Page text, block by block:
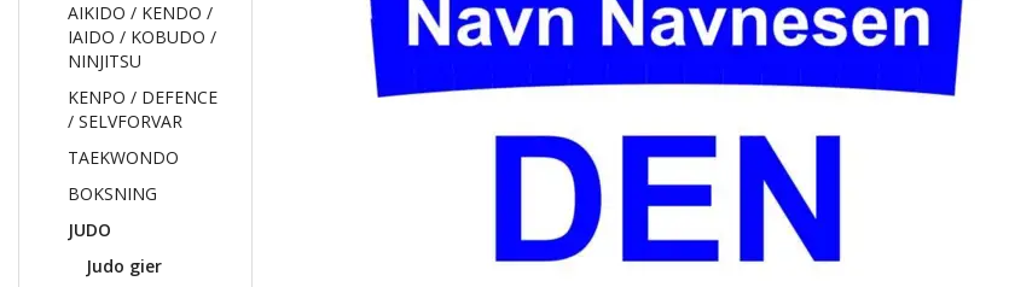
AIKIDO / KENDO /
IAIDO / KOBUDO /
NINJITSU
KENPO / DEFENCE
/ SELVFORVAR
TAEKWONDO
BOKSNING
JUDO
Judo gier